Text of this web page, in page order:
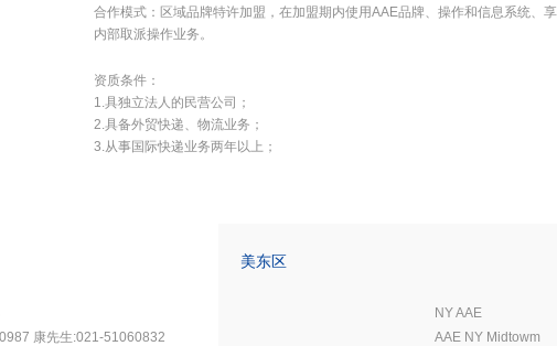
合作模式：区域品牌特许加盟，在加盟期内使用AAE品牌、操作和信息系统、
内部取派操作业务。
资质条件：
1.具独立法人的民营公司；
2.具备外贸快递、物流业务；
3.从事国际快递业务两年以上；
康先生:021-51060832
美东区
NY AAE
AAE NY Midtowm